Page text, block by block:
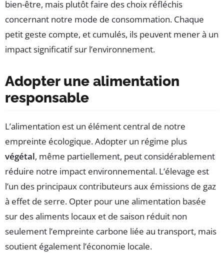
bien-être, mais plutôt faire des choix réfléchis
concernant notre mode de consommation. Chaque
petit geste compte, et cumulés, ils peuvent mener à un
impact significatif sur l’environnement.
Adopter une alimentation
responsable
L’alimentation est un élément central de notre
empreinte écologique. Adopter un régime plus
végétal, même partiellement, peut considérablement
réduire notre impact environnemental. L’élevage est
l’un des principaux contributeurs aux émissions de gaz
à effet de serre. Opter pour une alimentation basée
sur des aliments locaux et de saison réduit non
seulement l’empreinte carbone liée au transport, mais
soutient également l’économie locale.